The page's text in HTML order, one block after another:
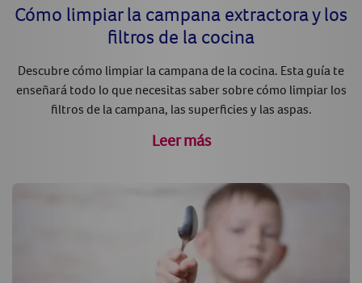
Cómo limpiar la campana extractora y los
filtros de la cocina
Descubre cómo limpiar la campana de la cocina. Esta guía te
enseñará todo lo que necesitas saber sobre cómo limpiar los
filtros de la campana, las superficies y las aspas.
Leer más